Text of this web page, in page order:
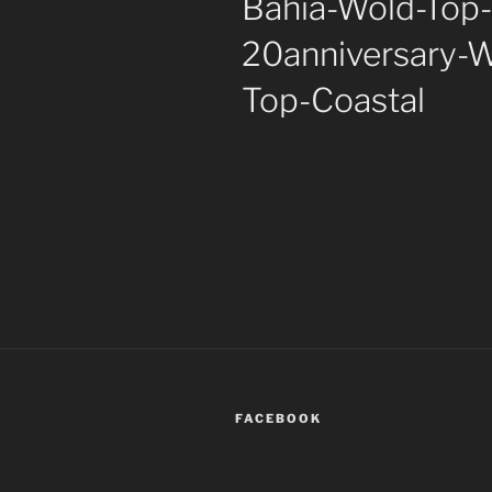
20anniversary-
Top-Coastal
FACEBOOK